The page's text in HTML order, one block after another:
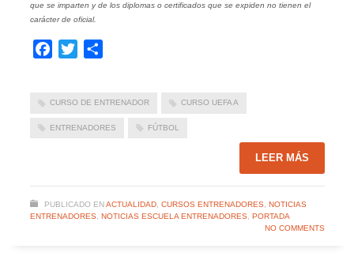
que se imparten y de los diplomas o certificados que se expiden no tienen el
carácter de oficial.
Facebook
Twitter
CURSO DE ENTRENADOR CURSO UEFA A
ENTRENADORES FÚTBOL
LEER MÁS
PUBLICADO EN ACTUALIDAD, CURSOS ENTRENADORES, NOTICIAS
ENTRENADORES, NOTICIAS ESCUELA ENTRENADORES, PORTADA
NO COMMENTS